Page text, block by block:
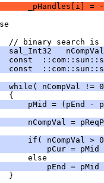
_pHandles[i] =
sal_Int32
const
const
while( nCompVal !=
pMid = (pEnd -
nCompVal =
if( nCompVal >
pCur = pMid
pEnd = pMid